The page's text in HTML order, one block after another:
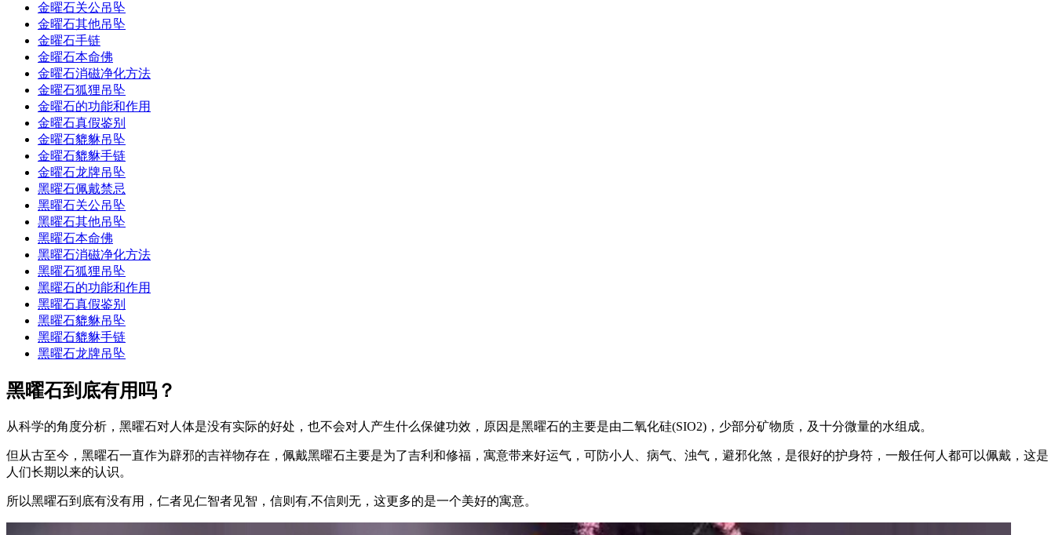
金曜石关公吊坠
金曜石其他吊坠
金曜石手链
金曜石本命佛
金曜石消磁净化方法
金曜石狐狸吊坠
金曜石的功能和作用
金曜石真假鉴别
金曜石貔貅吊坠
金曜石貔貅手链
金曜石龙牌吊坠
黑曜石佩戴禁忌
黑曜石关公吊坠
黑曜石其他吊坠
黑曜石本命佛
黑曜石消磁净化方法
黑曜石狐狸吊坠
黑曜石的功能和作用
黑曜石真假鉴别
黑曜石貔貅吊坠
黑曜石貔貅手链
黑曜石龙牌吊坠
黑曜石到底有用吗？
从科学的角度分析，黑曜石对人体是没有实际的好处，也不会对人产生什么保健功效，原因是黑曜石的主要是由二氧化硅(SIO2)，少部分矿物质，及十分微量的水组成。
但从古至今，黑曜石一直作为辟邪的吉祥物存在，佩戴黑曜石主要是为了吉利和修福，寓意带来好运气，可防小人、病气、浊气，避邪化煞，是很好的护身符，一般任何人都可以佩戴，这是
人们长期以来的认识。
所以黑曜石到底有没有用，仁者见仁智者见智，信则有,不信则无，这更多的是一个美好的寓意。